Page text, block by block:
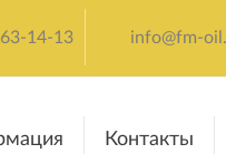
14-13 info@fm-
Контакты